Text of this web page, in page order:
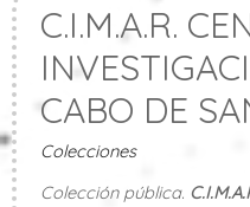
C.I.M.A.R.
CABO DE
Colecciones
Colección pública.